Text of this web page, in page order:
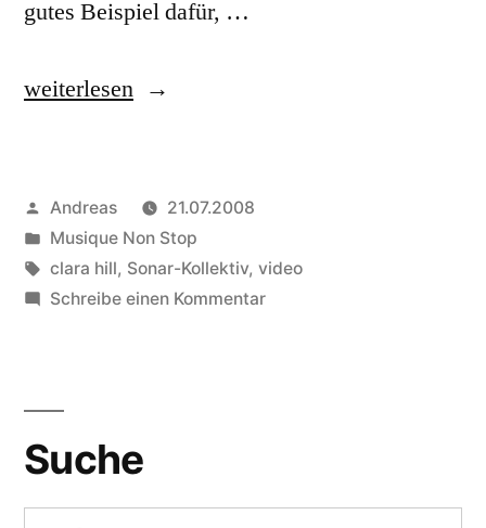
gutes Beispiel dafür, …
„Clara
Girl“
weiterlesen
Veröffentlicht
von
Andreas
21.07.2008
Veröffentlicht
in
Musique Non Stop
Schlagwörter:
clara hill, Sonar-Kollektiv, video
Schreibe einen Kommentarzu
Suche